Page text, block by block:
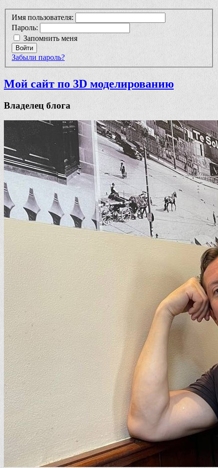
Имя пользователя:
Пароль:
Запомнить меня
Войти
Забыли пароль?
Мой сайт по 3D моделированию
Владелец блога